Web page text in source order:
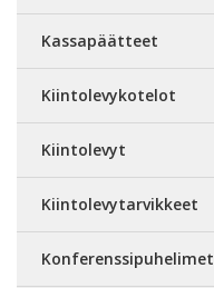
Kassapäätteet
Kiintolevykotelot
Kiintolevyt
Kiintolevytarvikkeet
Konferenssipuhelimet